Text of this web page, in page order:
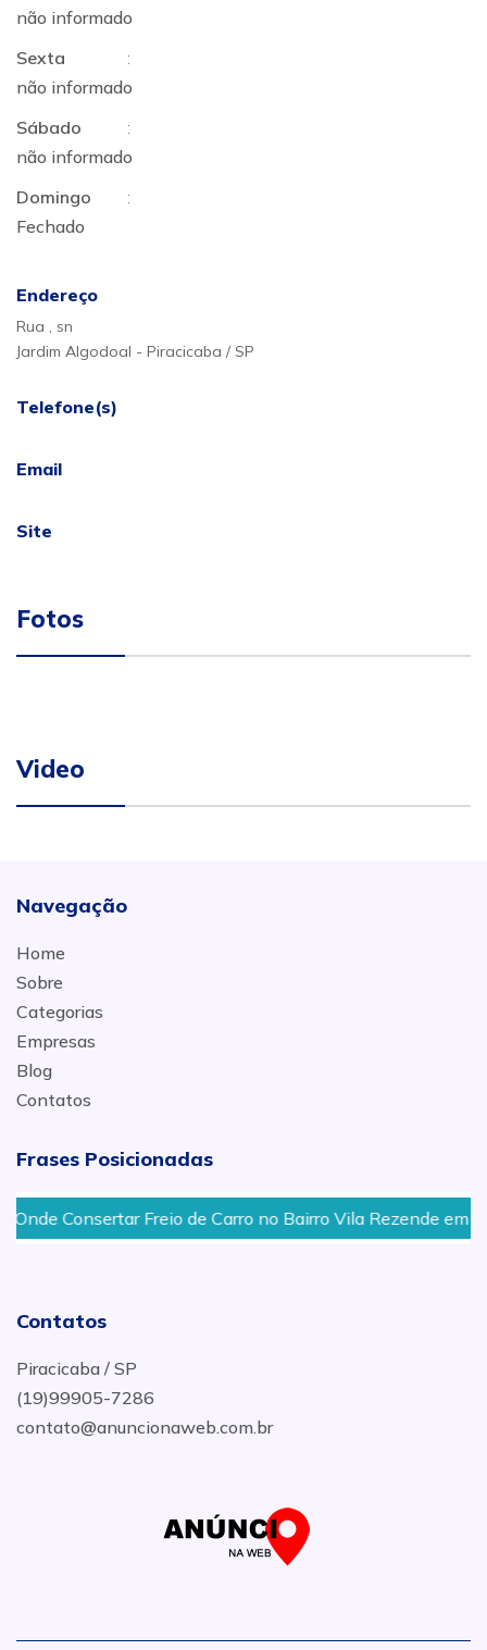
não informado
Sexta
:
não informado
Sábado
:
não informado
Domingo
:
Fechado
Endereço
Rua , sn
Jardim Algodoal - Piracicaba / SP
Telefone(s)
Email
Site
Fotos
Video
Navegação
Home
Sobre
Categorias
Empresas
Blog
Contatos
Frases Posicionadas
Consertar Freio de Carro no Bairro Vila Rezende em
Contatos
Piracicaba / SP
(19)99905-7286
contato@anuncionaweb.com.br